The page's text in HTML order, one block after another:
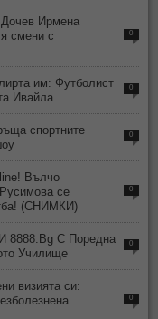
Ирмена
смени с
0
им: Футболист
Ивайла
0
спортните
0
Вълчо
сe
(СНИМКИ)
0
8888.Bg С Поредна
Училище
0
визията си:
0